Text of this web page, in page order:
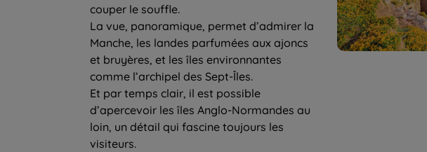
couper le souffle.
La vue, panoramique, permet d’admirer la
Manche, les landes parfumées aux ajoncs
et bruyères, et les îles environnantes
comme l’archipel des Sept-Îles.
Et par temps clair, il est possible
d’apercevoir les îles Anglo-Normandes au
loin, un détail qui fascine toujours les
visiteurs.